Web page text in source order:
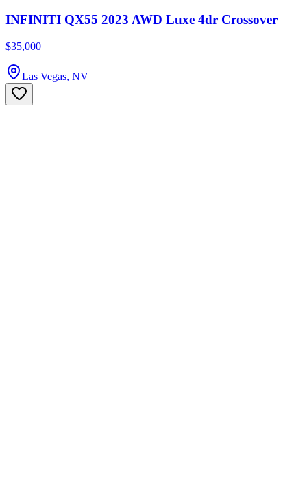
INFINITI QX55 2023 AWD Luxe 4dr Crossover
$35,000
Las Vegas, NV